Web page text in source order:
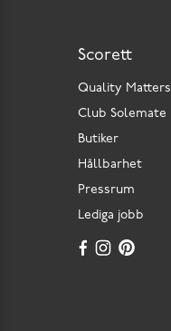
Scorett
Quality Matters
Club Solemate
Butiker
Hållbarhet
Pressrum
Lediga jobb